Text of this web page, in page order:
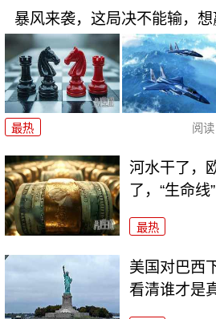
暴风来袭，这局决不能输，
最热 阅读
河水干了，
了，“生命线
最热
美国对巴西
看清谁才是